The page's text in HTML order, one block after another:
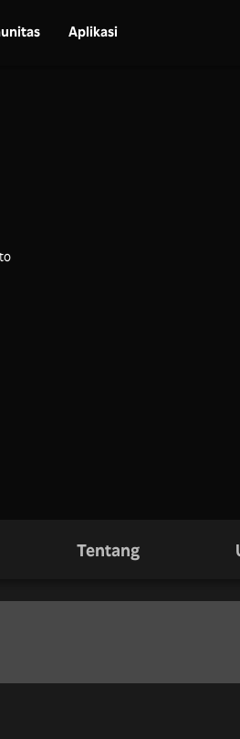
Aplikasi
Tentang